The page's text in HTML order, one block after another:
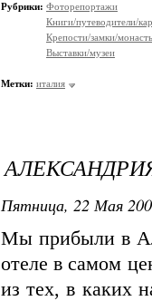
Рубрики: Фоторепортажи
Книги/путеводители/
Крепости/замки/
Выставки/музеи
Метки: италия
Пятница, 22 Мая
Мы прибыли в
отеле в самом
из тех, в каких